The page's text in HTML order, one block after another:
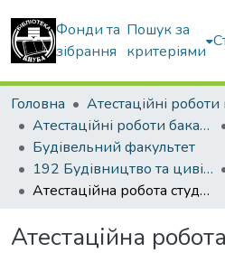
Фонди та
зібрання
Пошук за
критеріями
Головна
Атестаційні роботи бакалаврів
Будівельний факультет
192 Будівництво та цивільна інженерія. Промислове і цивільне будівництво
Атестаційна робота студента Шарого Марка Сергійовича
Атестаційна